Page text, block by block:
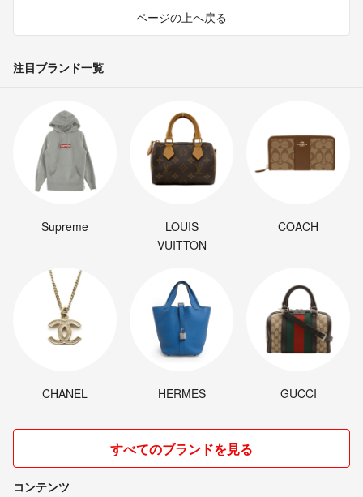
ページの上へ戻る
注目ブランド一覧
Supreme
LOUIS
VUITTON
COACH
CHANEL HERMES GUCCI
すべてのブランドを見る
コンテンツ